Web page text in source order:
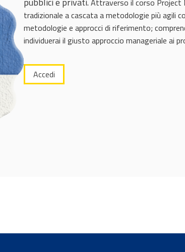
tradizionale a cascata a metodologie più agili
metodologie e approcci di riferimento;
individuerai il giusto approccio manageriale ai
Accedi